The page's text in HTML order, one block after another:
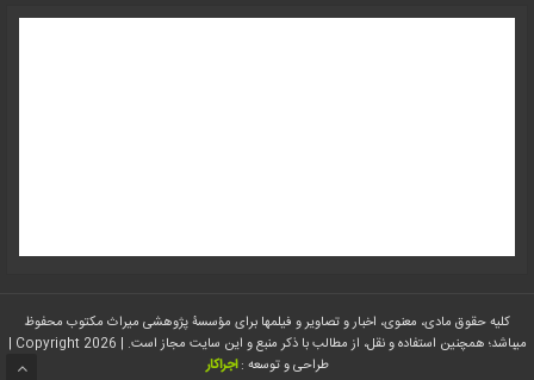
کلیه حقوق مادی، معنوی، اخبار و تصاویر و فیلمها برای مؤسسۀ پژوهشی میراث مکتوب محفوظ
میباشد؛ همچنین استفاده و نقل، از مطالب با ذکر منبع و این سایت مجاز است. | Copyright 2026 |
طراحی و توسعه : اجراکار